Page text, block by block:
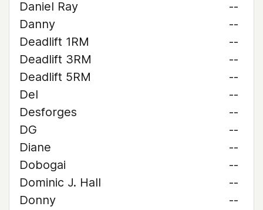
Daniel Ray
--
Danny
--
Deadlift 1RM
--
Deadlift 3RM
--
Deadlift 5RM
--
Del
--
Desforges
--
DG
--
Diane
--
Dobogai
--
Dominic J. Hall
--
Donny
--